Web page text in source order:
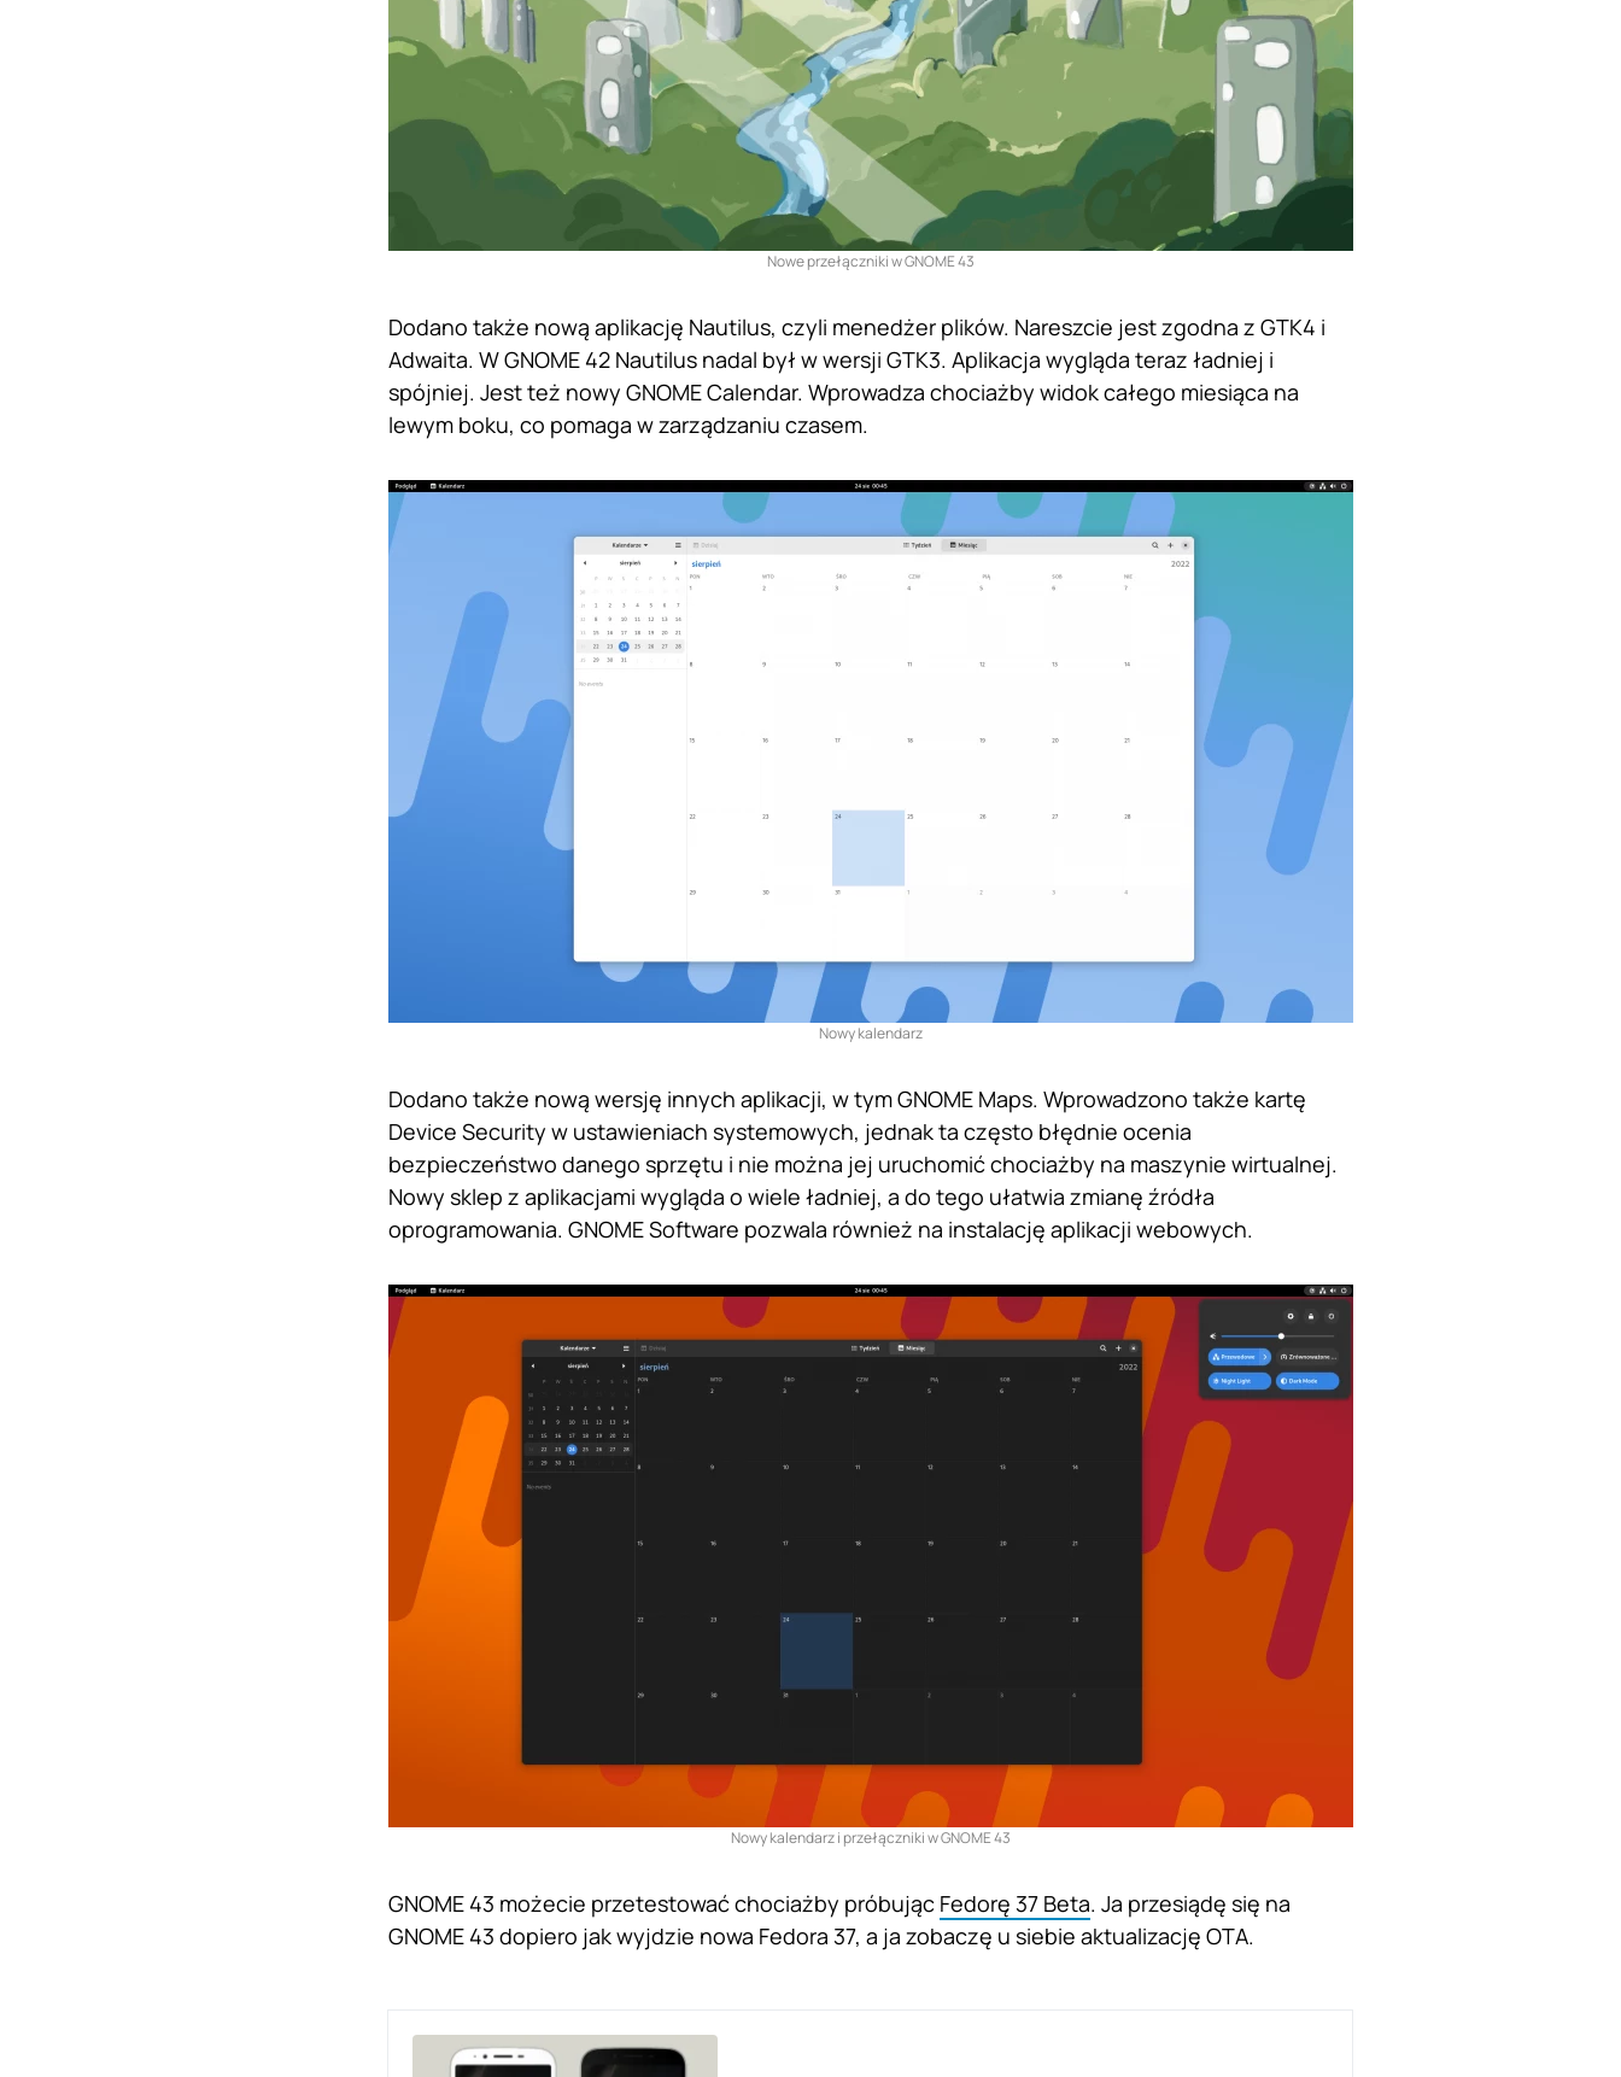
Nowe przełączniki w GNOME 43
Dodano także nową aplikację Nautilus, czyli menedżer plików. Nareszcie jest zgodna z GTK4 i
Adwaita. W GNOME 42 Nautilus nadal był w wersji GTK3. Aplikacja wygląda teraz ładniej i
spójniej. Jest też nowy GNOME Calendar. Wprowadza chociażby widok całego miesiąca na
lewym boku, co pomaga w zarządzaniu czasem.
Nowy kalendarz
Dodano także nową wersję innych aplikacji, w tym GNOME Maps. Wprowadzono także kartę
Device Security w ustawieniach systemowych, jednak ta często błędnie ocenia
bezpieczeństwo danego sprzętu i nie można jej uruchomić chociażby na maszynie wirtualnej.
Nowy sklep z aplikacjami wygląda o wiele ładniej, a do tego ułatwia zmianę źródła
oprogramowania. GNOME Software pozwala również na instalację aplikacji webowych.
Nowy kalendarz i przełączniki w GNOME 43
GNOME 43 możecie przetestować chociażby próbując Fedorę 37 Beta. Ja przesiądę się na
GNOME 43 dopiero jak wyjdzie nowa Fedora 37, a ja zobaczę u siebie aktualizację OTA.